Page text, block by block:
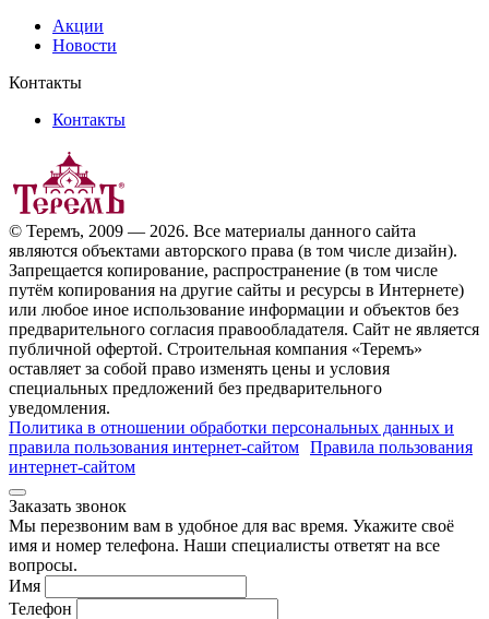
Акции
Новости
Контакты
Контакты
© Теремъ, 2009 — 2026. Все материалы данного сайта
являются объектами авторского права (в том числе дизайн).
Запрещается копирование, распространение (в том числе
путём копирования на другие сайты и ресурсы в Интернете)
или любое иное использование информации и объектов без
предварительного согласия правообладателя. Cайт не является
публичной офертой. Строительная компания «Теремъ»
оставляет за собой право изменять цены и условия
специальных предложений без предварительного
уведомления.
Политика в отношении обработки персональных данных и
правила пользования интернет-сайтом Правила пользования
интернет-сайтом
Заказать звонок
Мы перезвоним вам в удобное для вас время. Укажите своё
имя и номер телефона. Наши специалисты ответят на все
вопросы.
Имя
Телефон